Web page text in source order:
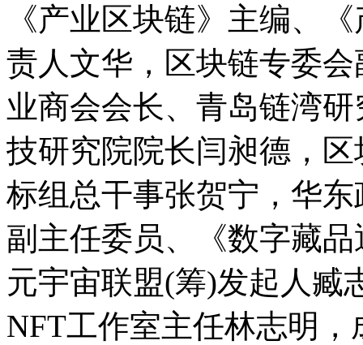
《产业区块链》主编、
责人文华，区块链专委
业商会会长、青岛链湾
技研究院院长闫昶德，
标组总干事张贺宁，华
副主任委员、《数字藏
元宇宙联盟(筹)发起人臧
NFT工作室主任林志明